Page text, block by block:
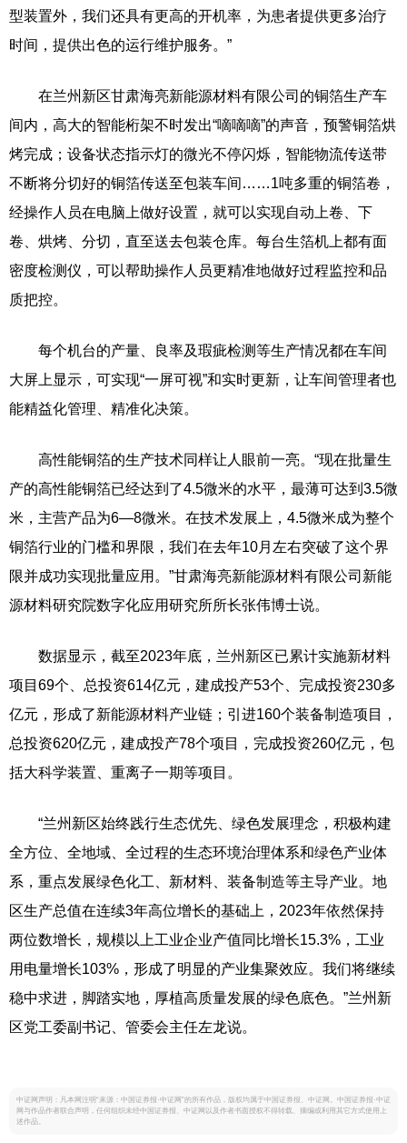
型装置外，我们还具有更高的开机率，为患者提供更多治疗
时间，提供出色的运行维护服务。”
在兰州新区甘肃海亮新能源材料有限公司的铜箔生产车
间内，高大的智能桁架不时发出“嘀嘀嘀”的声音，预警铜箔烘
烤完成；设备状态指示灯的微光不停闪烁，智能物流传送带
不断将分切好的铜箔传送至包装车间……1吨多重的铜箔卷，
经操作人员在电脑上做好设置，就可以实现自动上卷、下
卷、烘烤、分切，直至送去包装仓库。每台生箔机上都有面
密度检测仪，可以帮助操作人员更精准地做好过程监控和品
质把控。
每个机台的产量、良率及瑕疵检测等生产情况都在车间
大屏上显示，可实现“一屏可视”和实时更新，让车间管理者也
能精益化管理、精准化决策。
高性能铜箔的生产技术同样让人眼前一亮。“现在批量生
产的高性能铜箔已经达到了4.5微米的水平，最薄可达到3.5微
米，主营产品为6—8微米。在技术发展上，4.5微米成为整个
铜箔行业的门槛和界限，我们在去年10月左右突破了这个界
限并成功实现批量应用。”甘肃海亮新能源材料有限公司新能
源材料研究院数字化应用研究所所长张伟博士说。
数据显示，截至2023年底，兰州新区已累计实施新材料
项目69个、总投资614亿元，建成投产53个、完成投资230多
亿元，形成了新能源材料产业链；引进160个装备制造项目，
总投资620亿元，建成投产78个项目，完成投资260亿元，包
括大科学装置、重离子一期等项目。
“兰州新区始终践行生态优先、绿色发展理念，积极构建
全方位、全地域、全过程的生态环境治理体系和绿色产业体
系，重点发展绿色化工、新材料、装备制造等主导产业。地
区生产总值在连续3年高位增长的基础上，2023年依然保持
两位数增长，规模以上工业企业产值同比增长15.3%，工业
用电量增长103%，形成了明显的产业集聚效应。我们将继续
稳中求进，脚踏实地，厚植高质量发展的绿色底色。”兰州新
区党工委副书记、管委会主任左龙说。
中证网声明：凡本网注明“来源：中国证券报·中证网”的所有作品，版权均属于中国证券报、中证网。中国证券报·中证
网与作品作者联合声明，任何组织未经中国证券报、中证网以及作者书面授权不得转载、摘编或利用其它方式使用上
述作品。